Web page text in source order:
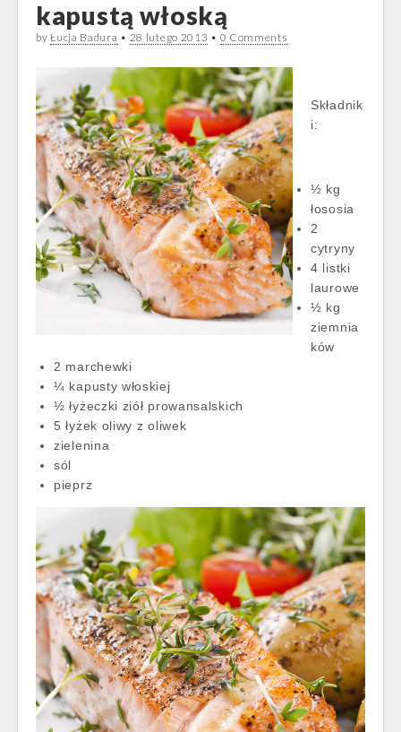
kapustą włoską
byŁucja Badura • 28 lutego 2013 • 0 Comments
Składnik
i:
½ kg
łososia
2
cytryny
4 listki
laurowe
½ kg
ziemnia
ków
2 marchewki
¼ kapusty włoskiej
½ łyżeczki ziół prowansalskich
5 łyżek oliwy z oliwek
zielenina
sól
pieprz